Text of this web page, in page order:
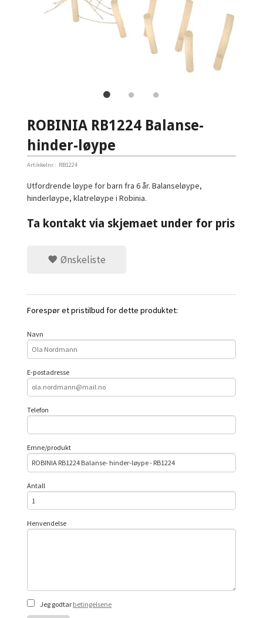
ROBINIA RB1224 Balanse-
hinder-løype
Artikkelnr.: RB1224
Utfordrende løype for barn fra 6 år. Balanseløype,
hinderløype, klatreløype i Robinia.
Ta kontakt via skjemaet under for pris
Ønskeliste
Forespør et pristilbud for dette produktet:
Navn
E-postadresse
Telefon
Emne/produkt
Antall
Henvendelse
Jeg godtar betingelsene